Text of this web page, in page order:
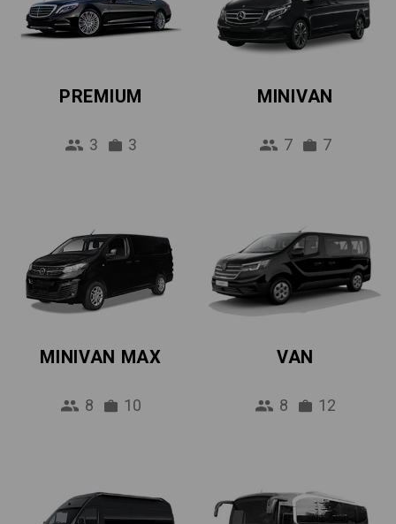
PREMIUM
3 3
MINIVAN
7 7
MINIVAN MAX
8 10
VAN
8 12